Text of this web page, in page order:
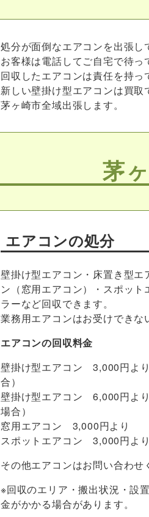
処分が面倒なエアコンを出張
お客様は電話してご自宅で待
回収したエアコンは責任を持っ
新しい壁掛け型エアコンは買
茅ヶ崎市全域出張します。
茅
エアコンの処分
壁掛け型エアコン・床置き型
ン（窓用エアコン）・スポッ
ラーなど回収できます。
業務用エアコンはお受けできな
エアコンの回収料金
壁掛け型エアコン 3,000円よ
合）
壁掛け型エアコン 6,000円よ
場合）
窓用エアコン 3,000円より
スポットエアコン 3,000円よ
その他エアコンはお問い合わせ
※回収のエリア・搬出状況・設
金がかかる場合があります。